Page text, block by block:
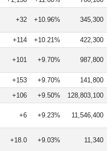
+32 +10.96% 345,300
+114 +10.21% 422,300
+101 +9.70% 987,800
+153 +9.70%
141,800
+106 +9.50% 128,803,100
+6 +9.23% 11,546,400
+18.0 +9.03% 11,340